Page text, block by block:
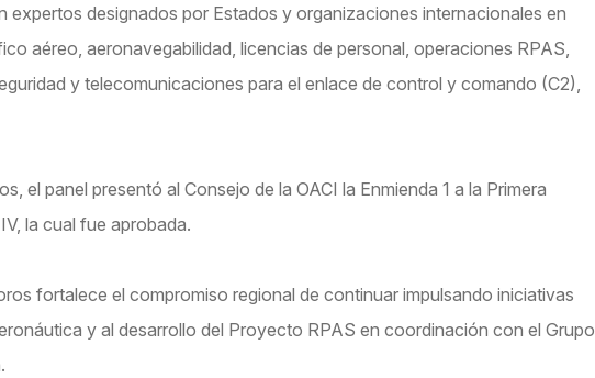
expertos designados por Estados y organizaciones internacionales en
aéreo, aeronavegabilidad, licencias de personal, operaciones RPAS,
y telecomunicaciones para el enlace de control y comando (C2),
el panel presentó al Consejo de la OACI la Enmienda 1 a la Primera
la cual fue aprobada.
fortalece el compromiso regional de continuar impulsando iniciativas
y al desarrollo del Proyecto RPAS en coordinación con el Grupo